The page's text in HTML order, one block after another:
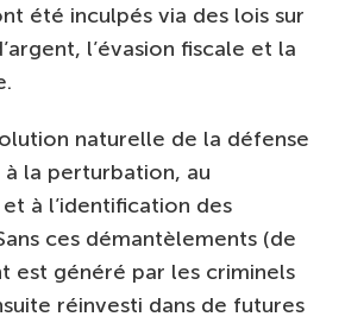
été inculpés via des lois sur
l’évasion fiscale et la
naturelle de la défense
la perturbation, au
à l’identification des
ces démantèlements (de
est généré par les criminels
réinvesti dans de futures